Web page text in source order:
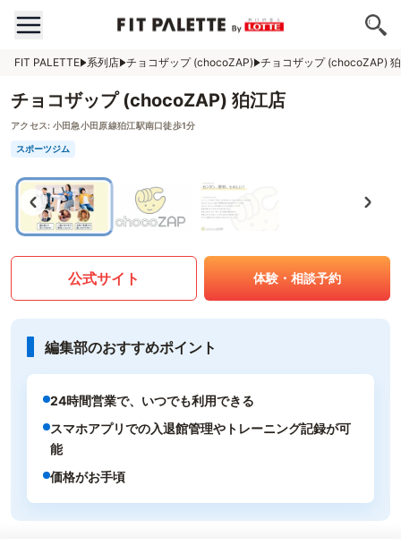
FIT PALETTE 系列店 チョコザップ (chocoZAP) チョコザップ (chocoZAP)
チョコザップ (chocoZAP) 狛江店
アクセス: 小田急小田原線狛江駅南口徒歩1分
スポーツジム
公式サイト 体験・相談予約
編集部のおすすめポイント
24時間営業で、いつでも利用できる
スマホアプリでの入退館管理やトレーニング記録が可
能
価格がお手頃